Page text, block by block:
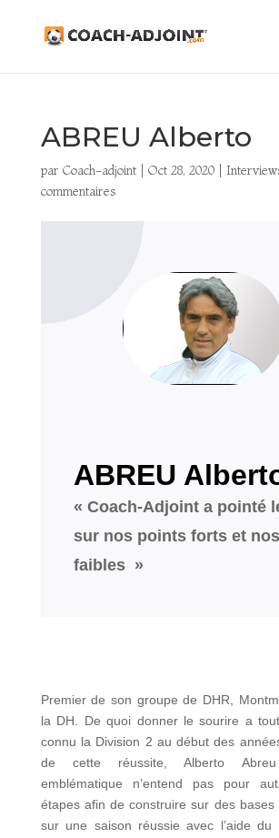
ABREU Alberto
par Coach-adjoint| Oct 28, 2020|
commentaires
ABREU
« Coach-Adjoint a pointé
sur nos points forts et
faibles »
Premier de son groupe de DHR,
la DH. De quoi donner le sourire a
connu la Division 2 au début des
de cette réussite, Alberto
emblématique n’entend pas pour
étapes afin de construire sur des bases
sur une saison réussie avec l’aide du